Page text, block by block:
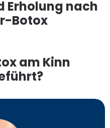
Erholung nach
Botox
am Kinn